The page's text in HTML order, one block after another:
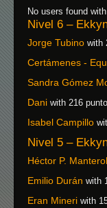
No users found
Nivel 6 –
Jorge Tubino with
Certámenes -
Sandra Gómez
Dani with 216
Isabel Campillo
Nivel 5 –
Héctor P.
Emilio Durán with
Eran Mineri with